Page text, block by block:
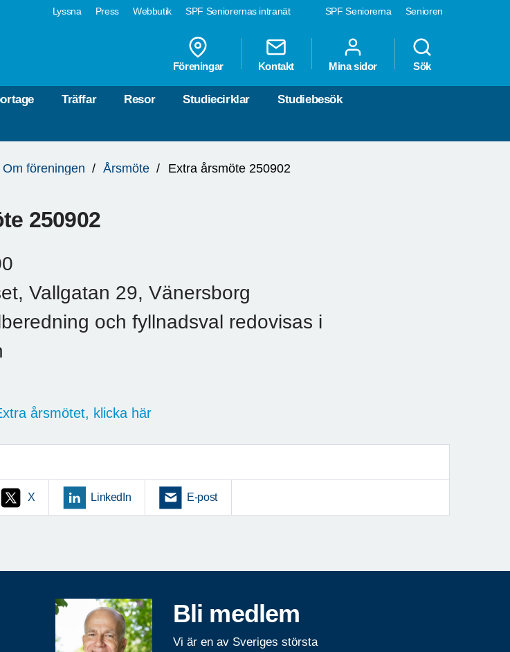
SPF Seniorerna Senioren
Lyssna Press Webbutik SPF Seniorernas intranät
Föreningar Kontakt Mina sidor Sök
Träffar Resor Studiecirklar Studiebesök
Om föreningen Årsmöte Extra årsmöte 250902
250902
Vallgatan 29, Vänersborg
och fyllnadsval redovisas i
årsmötet, klicka här
X LinkedIn E-post
Bli medlem
Vi är en av Sveriges största